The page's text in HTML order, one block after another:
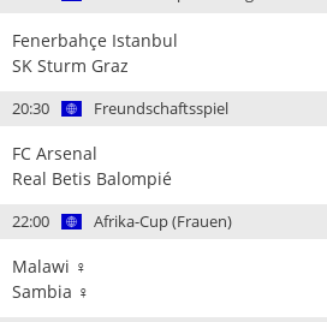
Fenerbahçe Istanbul
SK Sturm Graz
20:30 Freundschaftsspiel
FC Arsenal
Real Betis Balompié
22:00 Afrika-Cup (Frauen)
Malawi ♀
Sambia ♀